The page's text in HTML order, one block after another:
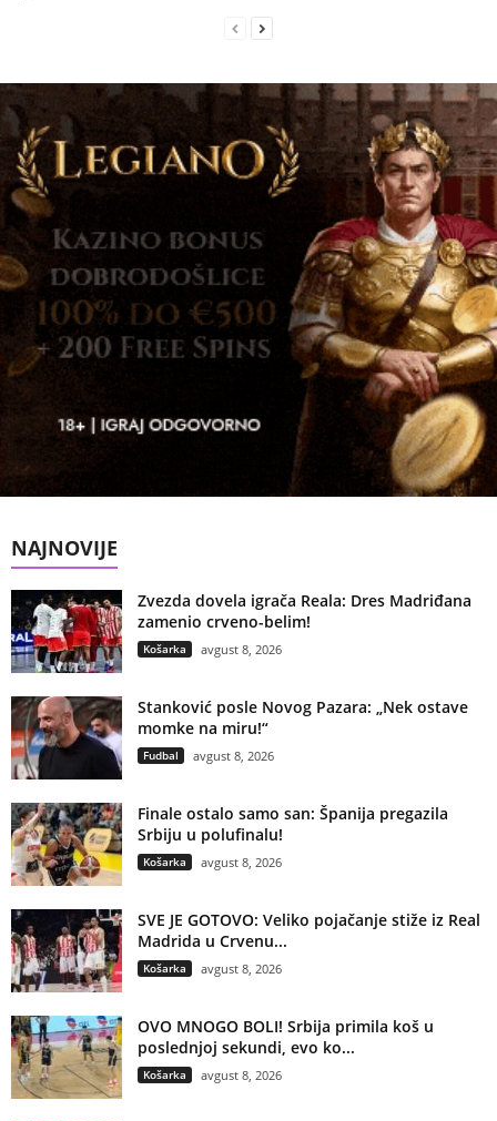
NAJNOVIJE
Zvezda dovela igrača Reala: Dres Madriđana
zamenio crveno-belim!
Košarka avgust 8, 2026
Stanković posle Novog Pazara: „Nek ostave
momke na miru!“
Fudbal avgust 8, 2026
Finale ostalo samo san: Španija pregazila
Srbiju u polufinalu!
Košarka avgust 8, 2026
SVE JE GOTOVO: Veliko pojačanje stiže iz Real
Madrida u Crvenu...
Košarka avgust 8, 2026
OVO MNOGO BOLI! Srbija primila koš u
poslednjoj sekundi, evo ko...
Košarka avgust 8, 2026